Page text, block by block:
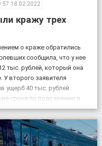
18.02.2022
кражу трех
о краже обратились
сообщила, что у нее
тыс. рублей, который она
У второго заявителя
ущерб 40 тыс. рублей.
сроки по подозрению в
задержаны двое […]